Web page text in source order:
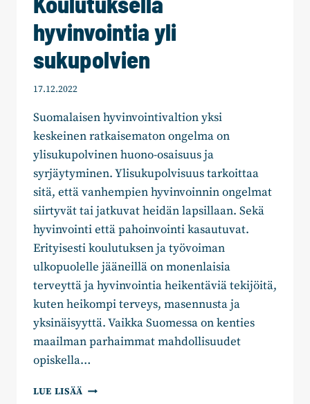
hyvinvointia yli
sukupolvien
17.12.2022
Suomalaisen hyvinvointivaltion yksi
keskeinen ratkaisematon ongelma on
ylisukupolvinen huono-osaisuus ja
syrjäytyminen. Ylisukupolvisuus tarkoittaa
sitä, että vanhempien hyvinvoinnin ongelmat
siirtyvät tai jatkuvat heidän lapsillaan. Sekä
hyvinvointi että pahoinvointi kasautuvat.
Erityisesti koulutuksen ja työvoiman
ulkopuolelle jääneillä on monenlaisia
terveyttä ja hyvinvointia heikentäviä tekijöitä,
kuten heikompi terveys, masennusta ja
yksinäisyyttä. Vaikka Suomessa on kenties
maailman parhaimmat mahdollisuudet
opiskella…
LUE LISÄÄ MATTI